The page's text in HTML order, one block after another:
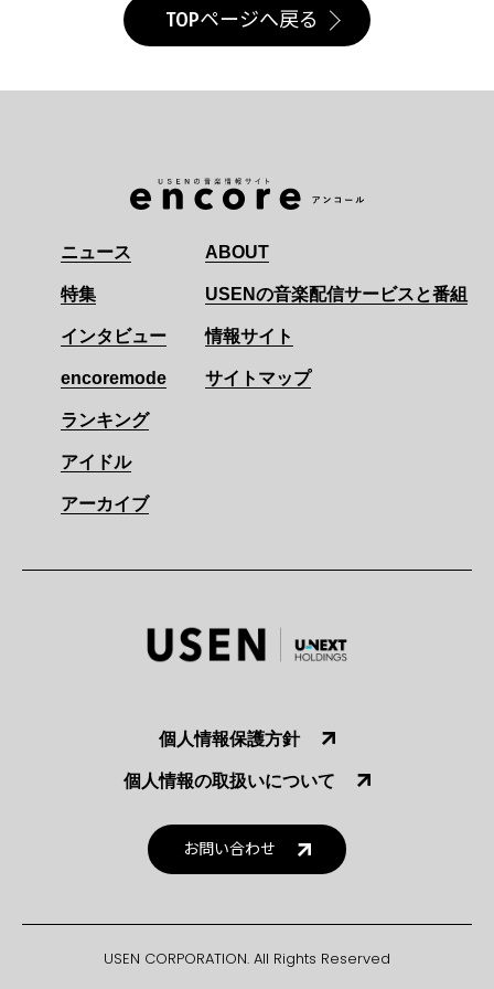
TOPページへ戻る
ニュース
特集
インタビュー
encoremode
ランキング
アイドル
アーカイブ
ABOUT
USENの音楽配信サービスと番組
情報サイト
サイトマップ
個人情報保護方針
個人情報の取扱いについて
お問い合わせ
USEN CORPORATION. All Rights Reserved